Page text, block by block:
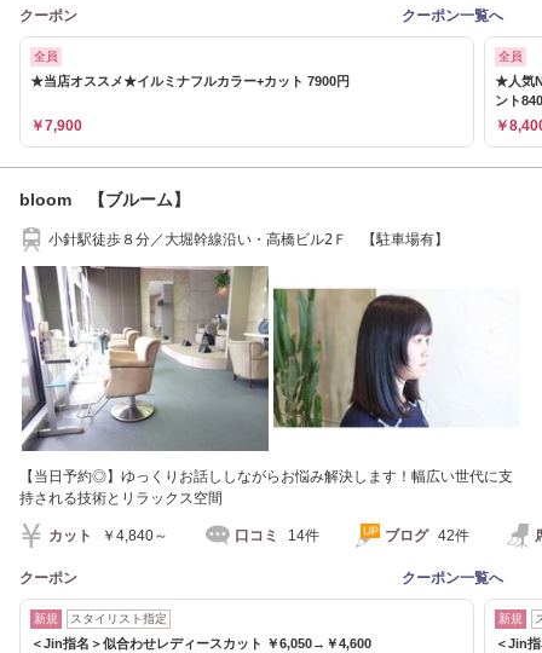
クーポン クーポン一覧へ
全員
★当店オススメ★イルミナフルカラー+カット 7900円
￥7,900
全員
★人気
ント
￥
bloom 【ブルーム】
小針駅徒歩８分／大堀幹線沿い・高橋ビル2Ｆ 【駐車場有】
【当日予約◎】ゆっくりお話ししながらお悩み解決します！幅広い世代に支
持される技術とリラックス空間
カット ￥4,840～ 口コミ 14件 ブログ 42件
クーポン クーポン一覧へ
新規 スタイリスト指定
＜Jin指名＞似合わせレディースカット ￥6,050→￥4,600
新規
＜Jin